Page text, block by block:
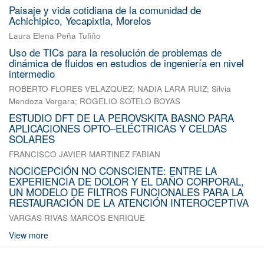
Paisaje y vida cotidiana de la comunidad de
Achichipico, Yecapixtla, Morelos
Laura Elena Peña Tufiño
Uso de TICs para la resolución de problemas de
dinámica de fluidos en estudios de ingeniería en nivel
intermedio
ROBERTO FLORES VELAZQUEZ; NADIA LARA RUIZ; Silvia
Mendoza Vergara; ROGELIO SOTELO BOYAS
ESTUDIO DFT DE LA PEROVSKITA BASNO PARA
APLICACIONES OPTO–ELÉCTRICAS Y CELDAS
SOLARES
FRANCISCO JAVIER MARTINEZ FABIAN
NOCICEPCIÓN NO CONSCIENTE: ENTRE LA
EXPERIENCIA DE DOLOR Y EL DAÑO CORPORAL,
UN MODELO DE FILTROS FUNCIONALES PARA LA
RESTAURACIÓN DE LA ATENCIÓN INTEROCEPTIVA
VARGAS RIVAS MARCOS ENRIQUE
View more